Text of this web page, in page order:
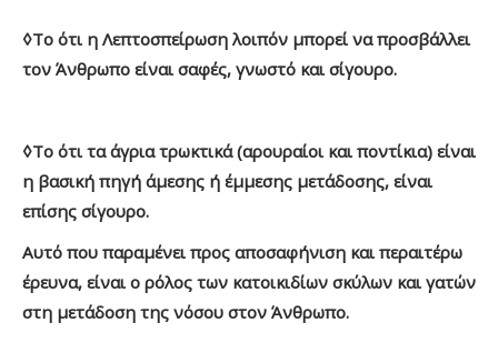
◊Το ότι η Λεπτοσπείρωση λοιπόν μπορεί να προσβάλλει
τον Άνθρωπο είναι σαφές, γνωστό και σίγουρο.
◊Το ότι τα άγρια τρωκτικά (αρουραίοι και ποντίκια) είναι
η βασική πηγή άμεσης ή έμμεσης μετάδοσης, είναι
επίσης σίγουρο.
Αυτό που παραμένει προς αποσαφήνιση και περαιτέρω
έρευνα, είναι ο ρόλος των κατοικιδίων σκύλων και γατών
στη μετάδοση της νόσου στον Άνθρωπο.